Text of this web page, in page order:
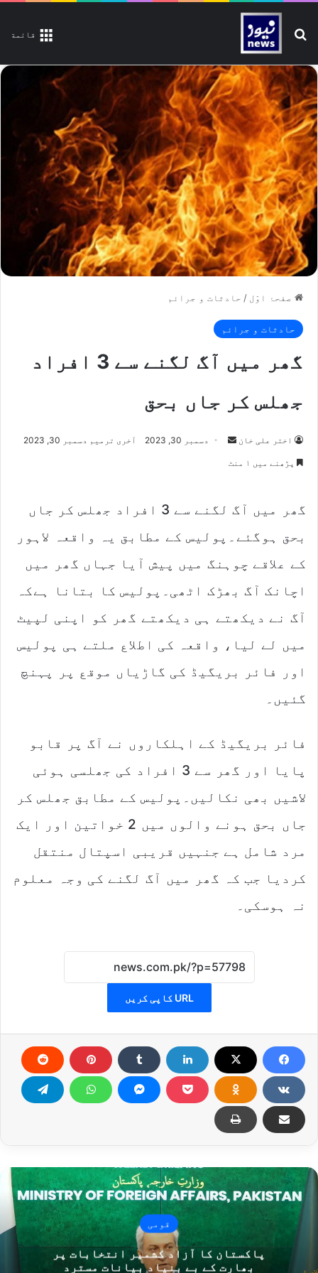
قائمة تلاش کیجیے
صفحۂ اوّل / حادثات و جرائم
حادثات و جرائم
گھر میں آگ لگنے سے 3 افراد
جھلس کر جاں بحق
اختر علی خان
a
e
i
دسمبر 30, 2023 آخری ترمیم دسمبر 30, 2023
پڑھنے میں ۱ منٹ
گھر میں آگ لگنے سے 3 افراد جھلس کر جاں
بحق ہوگئے۔ پولیس کے مطابق یہ واقعہ لاہور
کے علاقے چوہنگ میں پیش آیا جہاں گھر میں
اچانک آگ بھڑک اٹھی۔پولیس کا بتانا ہےکہ
آگ نے دیکھتے ہی دیکھتے گھر کو اپنی لپیٹ
میں لے لیا، واقعہ کی اطلاع ملتے ہی پولیس
اور فائر بریگیڈ کی گاڑیاں موقع پر پہنچ
گئیں۔
فائر بریگیڈ کے اہلکاروں نے آگ پر قابو
پایا اور گھر سے 3 افراد کی جھلسی ہوئی
لاشیں بھی نکالیں۔پولیس کے مطابق جھلس کر
جاں بحق ہونے والوں میں 2 خواتین اور ایک
مرد شامل ہے جنہیں قریبی اسپتال منتقل
کردیا جب کہ گھر میں آگ لگنے کی وجہ معلوم
نہ ہوسکی۔
URL کاپی کریں
قومی
پاکستان کا آزاد کشمیر انتخابات پر
بھارت کے بے بنیاد بیانات مسترد